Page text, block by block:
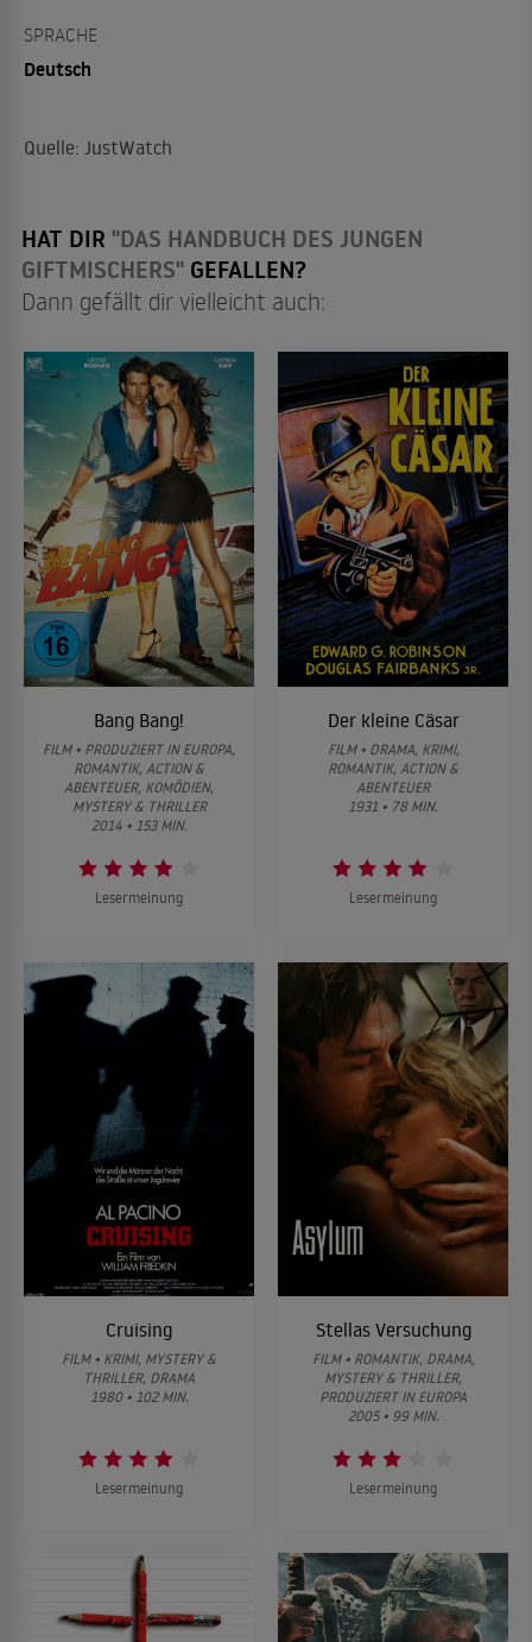
SPRACHE
Deutsch
Quelle: JustWatch
HAT DIR "DAS HANDBUCH DES JUNGEN
GIFTMISCHERS" GEFALLEN?
Dann gefällt dir vielleicht auch:
Bang Bang!
FILM • PRODUZIERT IN EUROPA,
ROMANTIK, ACTION &
ABENTEUER, KOMÖDIEN,
MYSTERY & THRILLER
2014 • 153 MIN.
Lesermeinung
Der kleine Cäsar
FILM • DRAMA, KRIMI,
ROMANTIK, ACTION &
ABENTEUER
1931 • 78 MIN.
Lesermeinung
Cruising
FILM • KRIMI, MYSTERY &
THRILLER, DRAMA
1980 • 102 MIN.
Lesermeinung
Stellas Versuchung
FILM • ROMANTIK, DRAMA,
MYSTERY & THRILLER,
PRODUZIERT IN EUROPA
2005 • 99 MIN.
Lesermeinung